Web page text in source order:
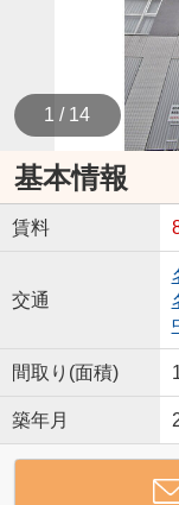
1 / 14
基本情報
賃料
交通
間取り(面積)
築年月